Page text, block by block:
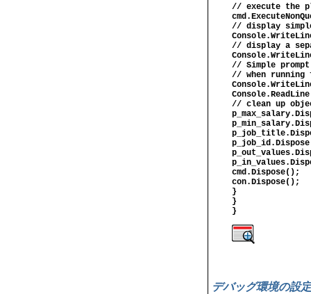
// execute the
// display simple
// display a
// Simple
// when running
// clean up
cmd.Dispose();
con.Dispose();
}
}
}
デバッグ環境の設定